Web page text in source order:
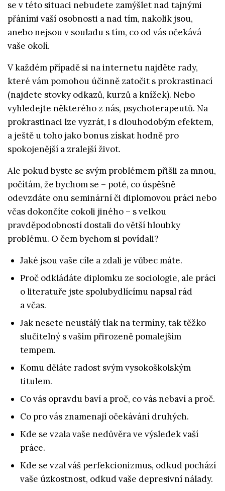
se v této situaci nebudete zamýšlet nad tajnými
přáními vaší osobnosti a nad tím, nakolik jsou,
anebo nejsou v souladu s tím, co od vás očekává
vaše okolí.
V každém případě si na internetu najděte rady,
které vám pomohou účinně zatočit s prokrastinací
(najdete stovky odkazů, kurzů a knížek). Nebo
vyhledejte některého z nás, psychoterapeutů. Na
prokrastinaci lze vyzrát, i s dlouhodobým efektem,
a ještě u toho jako bonus získat hodně pro
spokojenější a zralejší život.
Ale pokud byste se svým problémem přišli za mnou,
počítám, že bychom se – poté, co úspěšně
odevzdáte onu seminární či diplomovou práci nebo
včas dokončíte cokoli jiného – s velkou
pravděpodobností dostali do větší hloubky
problému. O čem bychom si povídali?
Jaké jsou vaše cíle a zdali je vůbec máte.
Proč odkládáte diplomku ze sociologie, ale práci
o literatuře jste spolubydlícímu napsal rád
a včas.
Jak nesete neustálý tlak na termíny, tak těžko
slučitelný s vaším přirozeně pomalejším
tempem.
Komu děláte radost svým vysokoškolským
titulem.
Co vás opravdu baví a proč, co vás nebaví a proč.
Co pro vás znamenají očekávání druhých.
Kde se vzala vaše nedůvěra ve výsledek vaší
práce.
Kde se vzal váš perfekcionizmus, odkud pochází
vaše úzkostnost, odkud vaše depresivní nálady.